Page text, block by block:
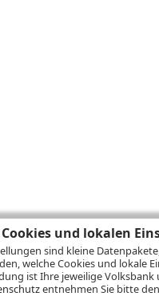
und lokalen
sind kleine
welche Cookies und lokale
ist Ihre jeweilige Volksbank
entnehmen Sie bitte